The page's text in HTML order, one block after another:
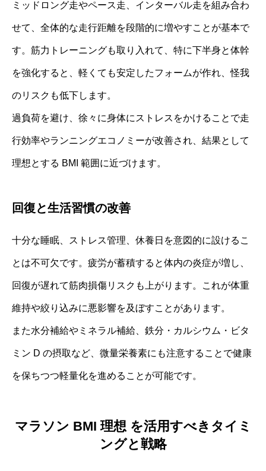
ミッドロング走やペース走、インターバル走を組み合わ
せて、全体的な走行距離を段階的に増やすことが基本で
す。筋力トレーニングも取り入れて、特に下半身と体幹
を強化すると、軽くても安定したフォームが作れ、怪我
のリスクも低下します。
過負荷を避け、徐々に身体にストレスをかけることで走
行効率やランニングエコノミーが改善され、結果として
理想とする BMI 範囲に近づけます。
回復と生活習慣の改善
十分な睡眠、ストレス管理、休養日を意図的に設けるこ
とは不可欠です。疲労が蓄積すると体内の炎症が増し、
回復が遅れて筋肉損傷リスクも上がります。これが体重
維持や絞り込みに悪影響を及ぼすことがあります。
また水分補給やミネラル補給、鉄分・カルシウム・ビタ
ミン D の摂取など、微量栄養素にも注意することで健康
を保ちつつ軽量化を進めることが可能です。
マラソン BMI 理想 を活用すべきタイミ
ングと戦略